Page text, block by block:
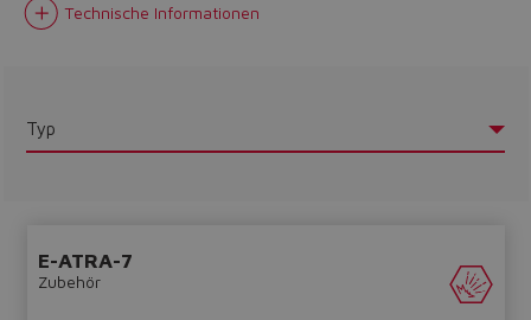
configurator?
Technische Informationen
Typ
E-ATRA-7
Zubehör